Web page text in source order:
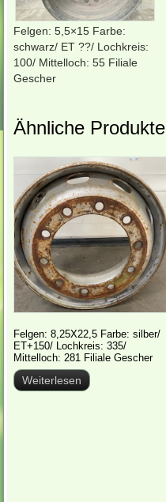
Felgen: 5,5×15 Farbe:
schwarz/ ET ??/ Lochkreis:
100/ Mittelloch: 55 Filiale
Gescher
Ähnliche Produkte
Felgen: 8,25X22,5 Farbe: silber/
ET+150/ Lochkreis: 335/
Mittelloch: 281 Filiale Gescher
Weiterlesen